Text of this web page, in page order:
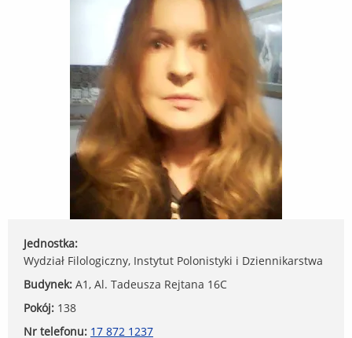
Jednostka:
Wydział Filologiczny, Instytut Polonistyki i Dziennikarstwa
Budynek: A1, Al. Tadeusza Rejtana 16C
Pokój: 138
Nr telefonu: 17 872 1237